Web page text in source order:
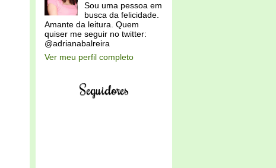
Sou uma pessoa em
busca da felicidade.
Amante da leitura. Quem
quiser me seguir no twitter:
@adrianabalreira
Ver meu perfil completo
Seguidores